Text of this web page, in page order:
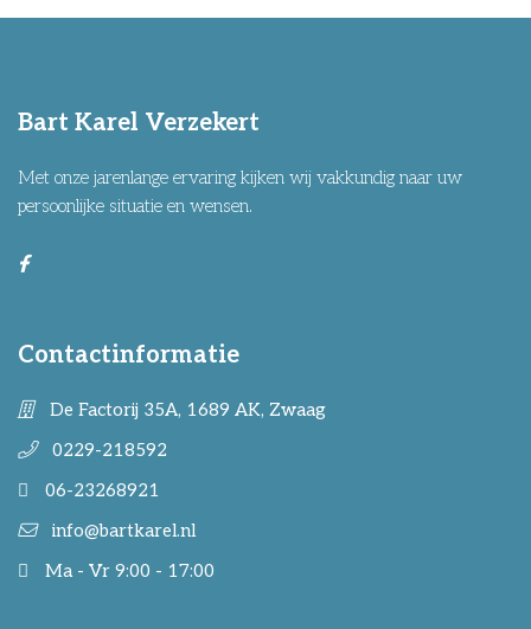
Bart Karel Verzekert
Met onze jarenlange ervaring kijken wij vakkundig naar uw
persoonlijke situatie en wensen.
Contactinformatie
De Factorij 35A, 1689 AK, Zwaag
0229-218592
06-23268921
info@bartkarel.nl
Ma - Vr 9:00 - 17:00